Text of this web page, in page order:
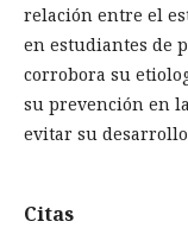
relación entre el
en estudiantes de
corrobora su
su prevención en
evitar su
Citas